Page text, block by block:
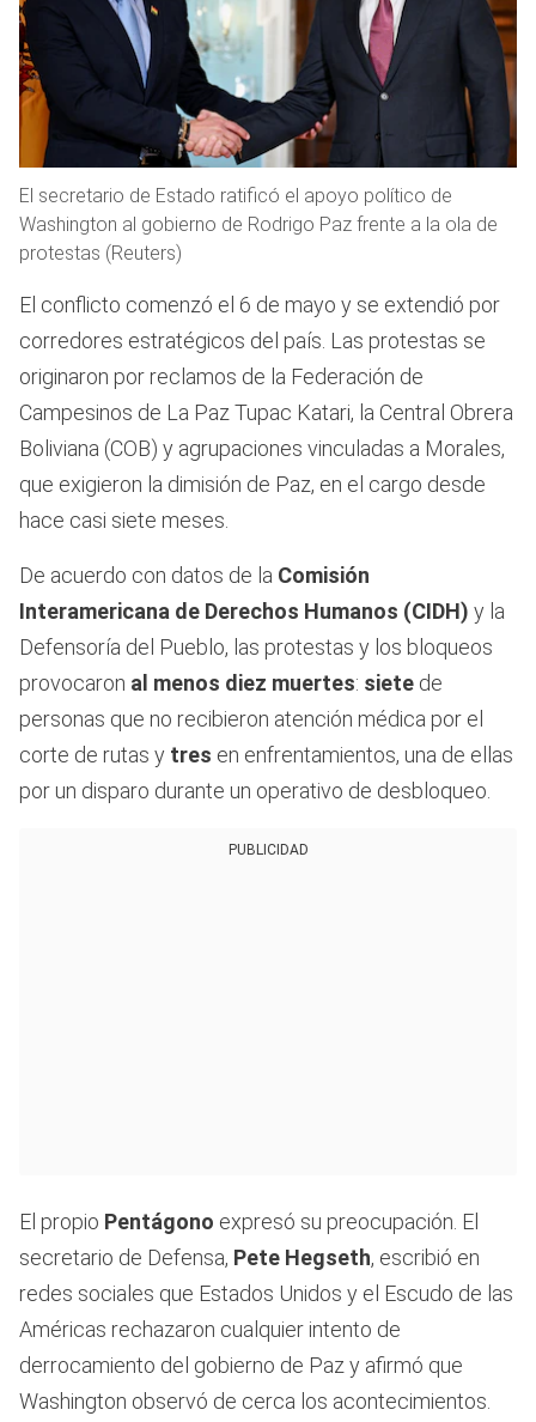
El secretario de Estado ratificó el apoyo político de
Washington al gobierno de Rodrigo Paz frente a la ola de
protestas (Reuters)
El conflicto comenzó el 6 de mayo y se extendió por
corredores estratégicos del país. Las protestas se
originaron por reclamos de la Federación de
Campesinos de La Paz Tupac Katari, la Central Obrera
Boliviana (COB) y agrupaciones vinculadas a Morales,
que exigieron la dimisión de Paz, en el cargo desde
hace casi siete meses.
De acuerdo con datos de la Comisión
Interamericana de Derechos Humanos (CIDH) y la
Defensoría del Pueblo, las protestas y los bloqueos
provocaron al menos diez muertes: siete de
personas que no recibieron atención médica por el
corte de rutas y tres en enfrentamientos, una de ellas
por un disparo durante un operativo de desbloqueo.
PUBLICIDAD
El propio Pentágono expresó su preocupación. El
secretario de Defensa, Pete Hegseth, escribió en
redes sociales que Estados Unidos y el Escudo de las
Américas rechazaron cualquier intento de
derrocamiento del gobierno de Paz y afirmó que
Washington observó de cerca los acontecimientos.